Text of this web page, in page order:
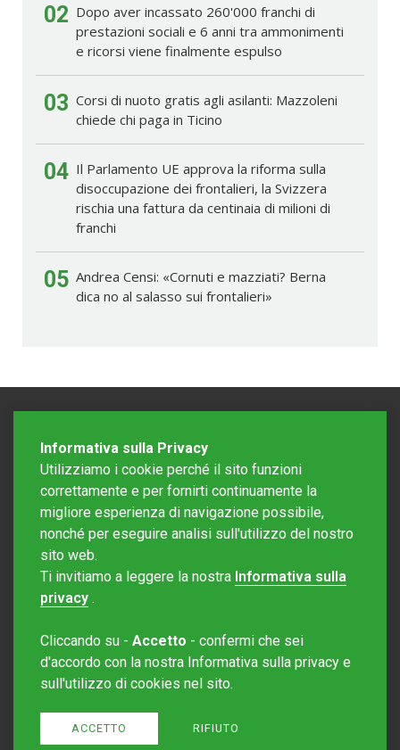
02 Dopo aver incassato 260'000 franchi di
prestazioni sociali e 6 anni tra ammonimenti
e ricorsi viene finalmente espulso
03 Corsi di nuoto gratis agli asilanti: Mazzoleni
chiede chi paga in Ticino
04 Il Parlamento UE approva la riforma sulla
disoccupazione dei frontalieri, la Svizzera
rischia una fattura da centinaia di milioni di
franchi
05 Andrea Censi: «Cornuti e mazziati? Berna
dica no al salasso sui frontalieri»
Editore Rotostampa SA
Sito creato daRedesign
Informativa sulla Privacy
Utilizziamo i cookie perché il sito funzioni
correttamente e per fornirti continuamente la
migliore esperienza di navigazione possibile,
nonché per eseguire analisi sull'utilizzo del nostro
sito web.
Ti invitiamo a leggere la nostra Informativa sulla
privacy .
Cliccando su - Accetto - confermi che sei
d'accordo con la nostra Informativa sulla privacy e
sull'utilizzo di cookies nel sito.
ACCETTO RIFIUTO